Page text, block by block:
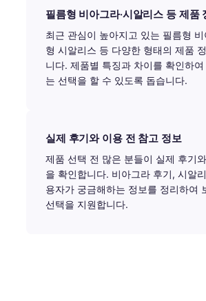
필름형 비아그라·시알리스 등 제품
최근 관심이 높아지고 있는 필름형
형 시알리스 등 다양한 형태의 제품
니다. 제품별 특징과 차이를 확인하
는 선택을 할 수 있도록 돕습니다.
실제 후기와 이용 전 참고 정보
제품 선택 전 많은 분들이 실제 후기
을 확인합니다. 비아그라 후기, 시알
용자가 궁금해하는 정보를 정리하여
선택을 지원합니다.